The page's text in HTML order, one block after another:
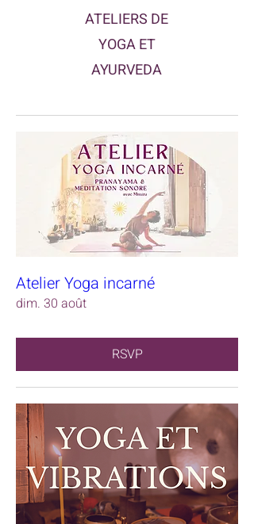
ATELIERS DE
YOGA ET
AYURVEDA
Atelier Yoga incarné
dim. 30 août
RSVP